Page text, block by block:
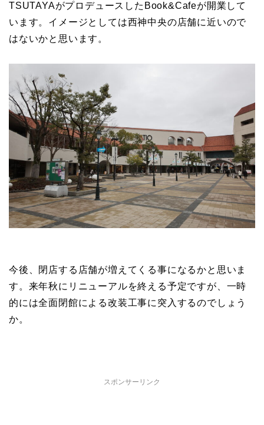
TSUTAYAがプロデュースしたBook&Cafeが開業して
います。イメージとしては西神中央の店舗に近いので
はないかと思います。
今後、閉店する店舗が増えてくる事になるかと思いま
す。来年秋にリニューアルを終える予定ですが、一時
的には全面閉館による改装工事に突入するのでしょう
か。
スポンサーリンク